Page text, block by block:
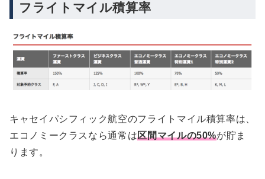
フライトマイル積算率
キャセイパシフィック航空のフライトマイル積算率は、
エコノミークラスなら通常は区間マイルの50%が貯ま
ります。